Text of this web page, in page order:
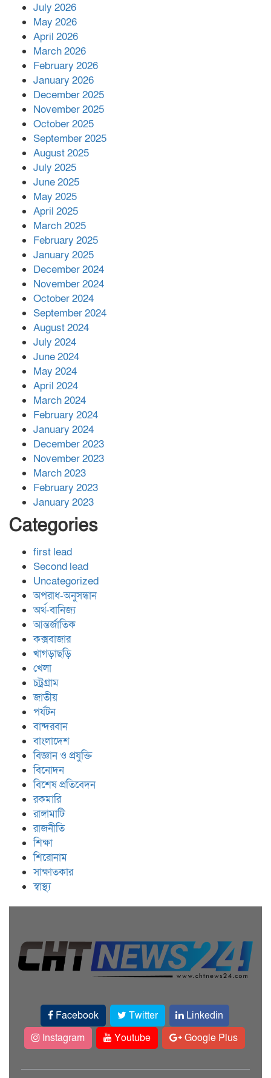
পর ফোন তারেক রহমানের,গ্যাস সঙ্কট
সহায়তা দিলেন সাচিং প্রু জেরী
July 2026
May 2026
April 2026
March 2026
February 2026
January 2026
December 2025
November 2025
October 2025
September 2025
August 2025
July 2025
June 2025
May 2025
April 2025
March 2025
February 2025
January 2025
December 2024
November 2024
October 2024
September 2024
August 2024
July 2024
June 2024
May 2024
April 2024
March 2024
February 2024
January 2024
December 2023
November 2023
March 2023
February 2023
January 2023
Categories
first lead
Second lead
Uncategorized
অপরাধ-অনুসন্ধান
অর্থ-বানিজ্য
আন্তর্জাতিক
কক্সবাজার
খাগড়াছড়ি
খেলা
চট্রগ্রাম
জাতীয়
পর্যটন
বান্দরবান
বাংলাদেশ
বিজ্ঞান ও প্রযুক্তি
বিনোদন
বিশেষ প্রতিবেদন
রকমারি
রাঙ্গামাটি
রাজনীতি
শিক্ষা
শিরোনাম
সাক্ষাতকার
স্বাস্থ্য
Facebook Twitter
Linkedin
Instagram
Youtube Google Plus